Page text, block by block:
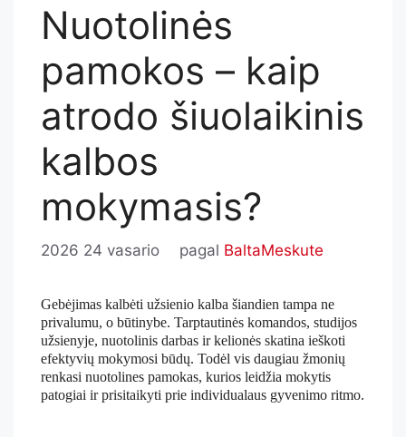
Nuotolinės
pamokos – kaip
atrodo šiuolaikinis
kalbos
mokymasis?
2026 24 vasario pagal BaltaMeskute
Gebėjimas kalbėti užsienio kalba šiandien tampa ne
privalumu, o būtinybe. Tarptautinės komandos, studijos
užsienyje, nuotolinis darbas ir kelionės skatina ieškoti
efektyvių mokymosi būdų. Todėl vis daugiau žmonių
renkasi nuotolines pamokas, kurios leidžia mokytis
patogiai ir prisitaikyti prie individualaus gyvenimo ritmo.